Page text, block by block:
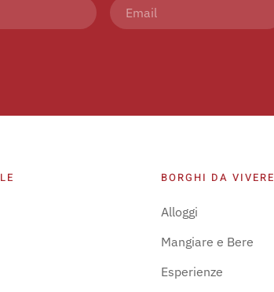
BORGHI DA VIVERE
Alloggi
Mangiare e Bere
Esperienze